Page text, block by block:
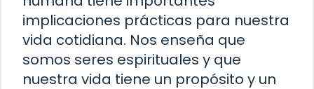
implicaciones prácticas para nuestra
vida cotidiana. Nos enseña que
somos seres espirituales y que
nuestra vida tiene un propósito y un